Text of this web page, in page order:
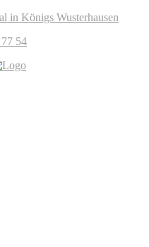
in Königs Wusterhausen
54